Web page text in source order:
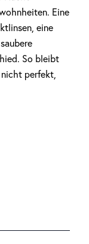
Eine
eine
So bleibt
perfekt,